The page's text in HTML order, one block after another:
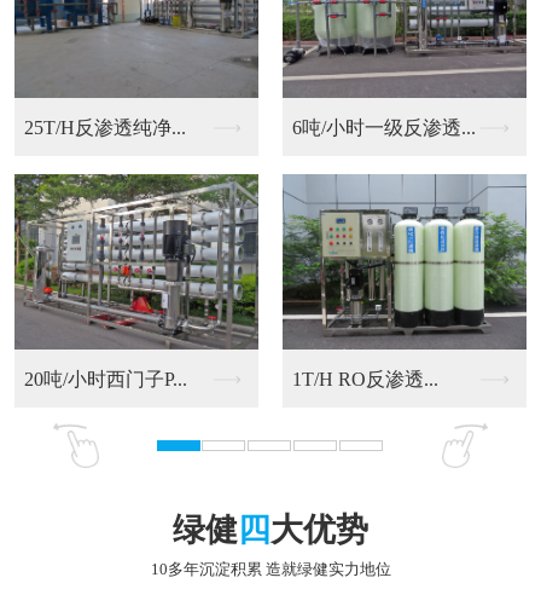
6吨/小时一级反渗透... 20吨/小时西门子P...
RO反渗透净化水设备 9T/H RO反渗透...
绿健 四大优势
10多年沉淀积累 造就绿健实力地位